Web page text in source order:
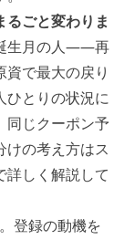
るごと変わりま
生月の人——再
で最大の戻り
ひとりの状況に
同じクーポン予
けの考え方はス
詳しく解説して
登録の動機を